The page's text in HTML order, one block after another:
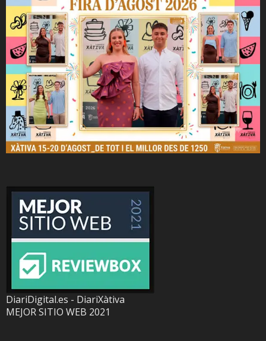
DiariDigital.es - DiariXàtiva
MEJOR SITIO WEB 2021